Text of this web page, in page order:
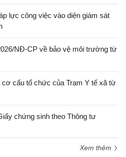
lực công việc vào diện giám sát
NĐ-CP về bảo vệ môi trường từ
cấu tổ chức của Trạm Y tế xã từ
chứng sinh theo Thông tư
Xem thêm